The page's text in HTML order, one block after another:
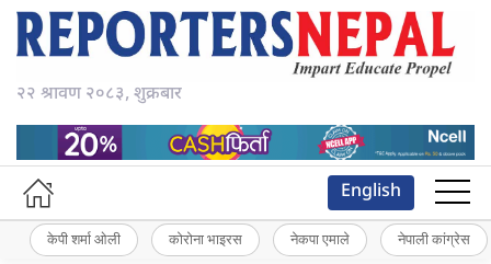
२२ श्रावण २०८३, शुक्रबार
English
केपी शर्मा ओली कोरोना भाइरस नेकपा एमाले नेपाली कांग्रेस